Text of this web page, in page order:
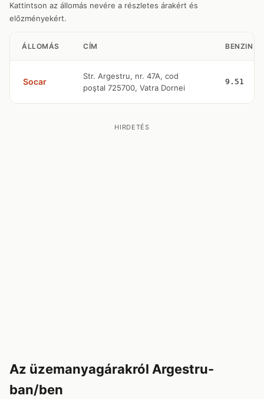
Kattintson az állomás nevére a részletes árakért és
előzményekért.
ÁLLOMÁS CÍM BENZIN
Socar
Str. Argestru, nr. 47A, cod
poştal 725700, Vatra Dornei
9.51
HIRDETÉS
Az üzemanyagárakról Argestru-
ban/ben